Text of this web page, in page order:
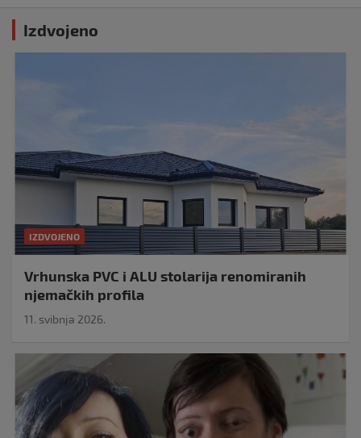
Izdvojeno
IZDVOJENO
Vrhunska PVC i ALU stolarija renomiranih
njemačkih profila
11. svibnja 2026.